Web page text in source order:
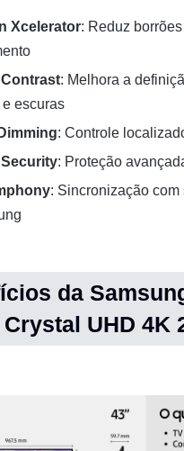
Xcelerator: Reduz
Contrast: Melhora a
escuras
: Controle
: Proteção
: Sincronização com
da
Crystal UHD 4K